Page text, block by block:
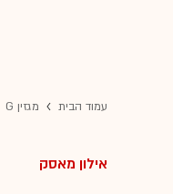
עמוד הבית מגזין G
אילון מאסק